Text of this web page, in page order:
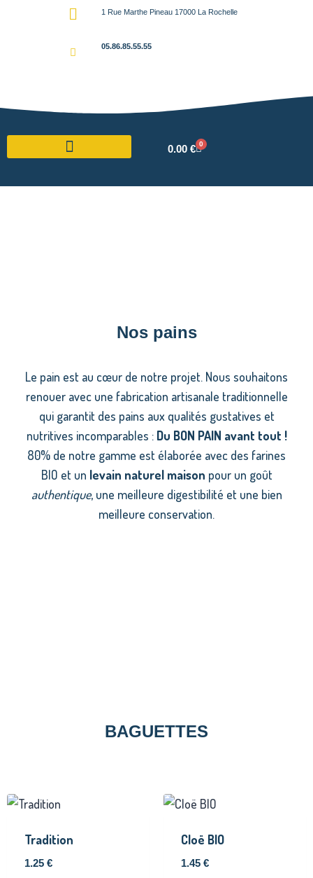
1 Rue Marthe Pineau 17000 La Rochelle
05.86.85.55.55
0.00 € 0
Nos pains
Le pain est au cœur de notre projet. Nous souhaitons
renouer avec une fabrication artisanale traditionnelle
qui garantit des pains aux qualités gustatives et
nutritives incomparables :Du BON PAIN avant tout !
80% de notre gamme est élaborée avec des farines
BIO et un levain naturel maison pour un goût
authentique, une meilleure digestibilité et une bien
meilleure conservation.
BAGUETTES
Tradition
1.25 €
Cloë BIO
1.45 €